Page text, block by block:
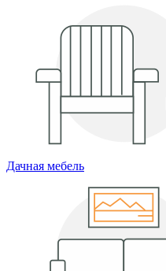
Дачная мебель